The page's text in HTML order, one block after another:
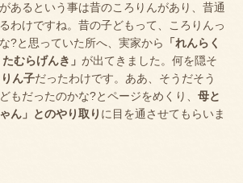
あるという事は昔のころりんがあり、昔通
わけですね。昔の子どもって、ころりんっ
?と思っていた所へ、実家から
「れんらく
むらげんき」 が出てきました。何を隠そ
ん子だったわけです。ああ、そうだそう
もだったのかな?とページをめくり、 母と
ん」とのやり取り に目を通させてもらいま